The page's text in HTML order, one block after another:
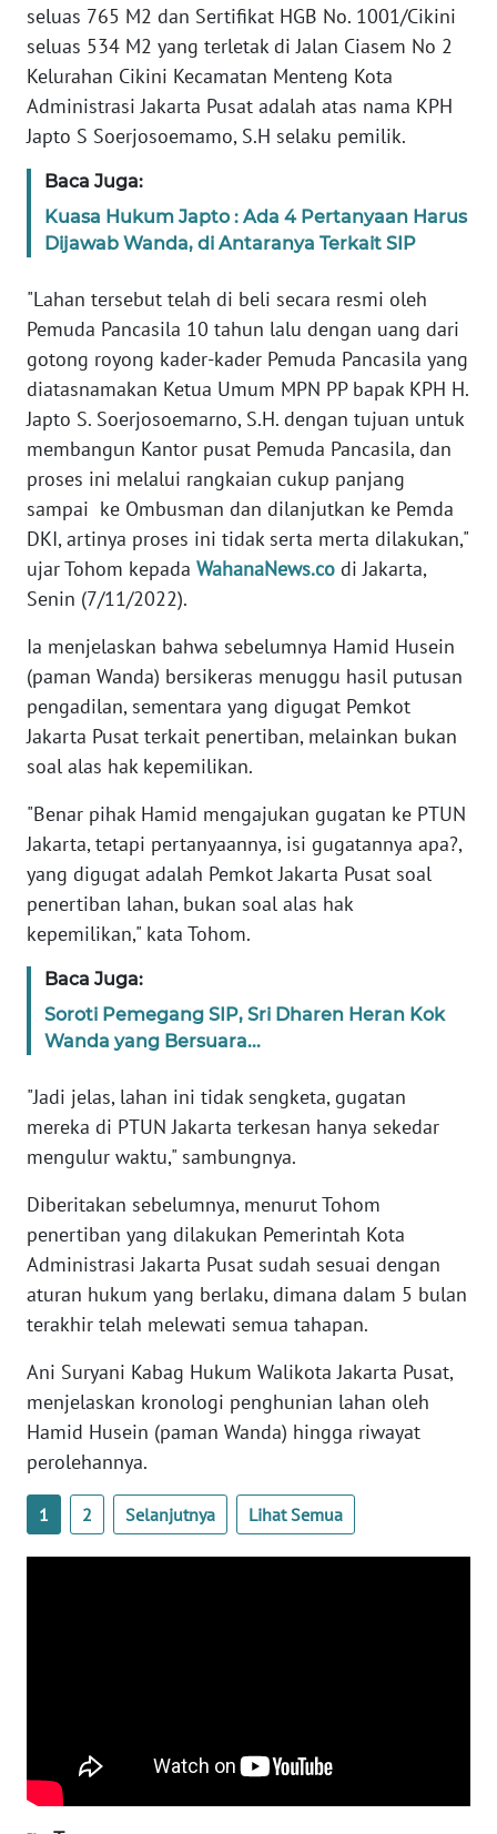
seluas 765 M2 dan Sertifikat HGB No. 1001/Cikini
seluas 534 M2 yang terletak di Jalan Ciasem No 2
Kelurahan Cikini Kecamatan Menteng Kota
Administrasi Jakarta Pusat adalah atas nama KPH
Japto S Soerjosoemamo, S.H selaku pemilik.
Baca Juga:
Kuasa Hukum Japto : Ada 4 Pertanyaan Harus
Dijawab Wanda, di Antaranya Terkait SIP
"Lahan tersebut telah di beli secara resmi oleh
Pemuda Pancasila 10 tahun lalu dengan uang dari
gotong royong kader-kader Pemuda Pancasila yang
diatasnamakan Ketua Umum MPN PP bapak KPH H.
Japto S. Soerjosoemarno, S.H. dengan tujuan untuk
membangun Kantor pusat Pemuda Pancasila, dan
proses ini melalui rangkaian cukup panjang
sampai ke Ombusman dan dilanjutkan ke Pemda
DKI, artinya proses ini tidak serta merta dilakukan,"
ujar Tohom kepada WahanaNews.co di Jakarta,
Senin (7/11/2022).
Ia menjelaskan bahwa sebelumnya Hamid Husein
(paman Wanda) bersikeras menuggu hasil putusan
pengadilan, sementara yang digugat Pemkot
Jakarta Pusat terkait penertiban, melainkan bukan
soal alas hak kepemilikan.
"Benar pihak Hamid mengajukan gugatan ke PTUN
Jakarta, tetapi pertanyaannya, isi gugatannya apa?,
yang digugat adalah Pemkot Jakarta Pusat soal
penertiban lahan, bukan soal alas hak
kepemilikan," kata Tohom.
Baca Juga:
Soroti Pemegang SIP, Sri Dharen Heran Kok
Wanda yang Bersuara...
"Jadi jelas, lahan ini tidak sengketa, gugatan
mereka di PTUN Jakarta terkesan hanya sekedar
mengulur waktu," sambungnya.
Diberitakan sebelumnya, menurut Tohom
penertiban yang dilakukan Pemerintah Kota
Administrasi Jakarta Pusat sudah sesuai dengan
aturan hukum yang berlaku, dimana dalam 5 bulan
terakhir telah melewati semua tahapan.
Ani Suryani Kabag Hukum Walikota Jakarta Pusat,
menjelaskan kronologi penghunian lahan oleh
Hamid Husein (paman Wanda) hingga riwayat
perolehannya.
1 2 Selanjutnya Lihat Semua
KARIR
DISCLAIMER
Wahana
Regional
WN
SUMUT
WN
JAKARTA
WN
JABAR
WN
BANTEN
WN
NTT
WN
WN
PAPUA
BARAT
WN
RIAU
SERAMBI
JAMBI
WN
WN
NTB
WN
WN
SULBAR
BABEL
BENGKULU